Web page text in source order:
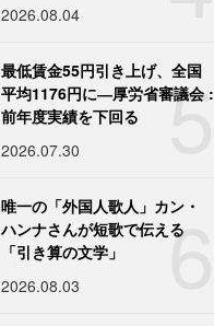
2026.08.04
5
最低賃金55円引き上げ、全国
平均1176円に―厚労省審議会 :
前年度実績を下回る
2026.07.30
6
唯一の「外国人歌人」カン・
ハンナさんが短歌で伝える
「引き算の文学」
2026.08.03